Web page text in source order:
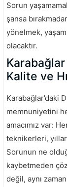
Sorun
şansa
yönelmek,
olacaktır.
Kalite ve
Karabağlar’daki
memnuniyetini
amacımız var:
teknikerleri,
Sorunun ne
kaybetmeden
değil, aynı